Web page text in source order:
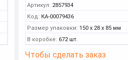
Артикул: 2857934
Код: КА-00079436
Размер упаковки: 150 x 28 x 85 мм
В коробке: 672 шт.
Чтобы сделать заказ